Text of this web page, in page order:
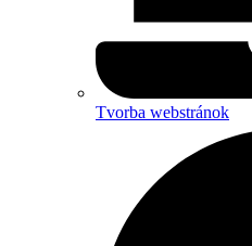
Tvorba webstránok